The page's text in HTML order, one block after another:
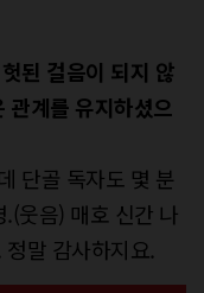
된 걸음이 되지 않
관계를 유지하셨으
단골 독자도 몇 분
웃음) 매호 신간 나
말 감사하지요.